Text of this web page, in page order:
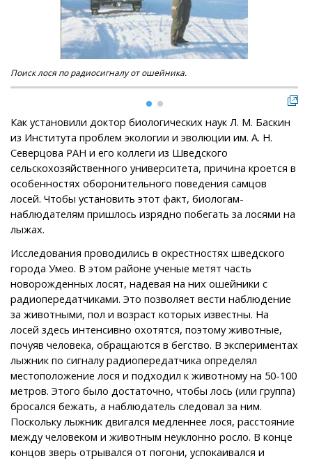
Поиск лося по радиосигналу от ошейника.
Как установили доктор биологических наук Л. М. Баскин
из Института проблем экологии и эволюции им. А. Н.
Северцова РАН и его коллеги из Шведского
сельскохозяйственного университета, причина кроется в
особенностях оборонительного поведения самцов
лосей. Чтобы установить этот факт, биологам-
наблюдателям пришлось изрядно побегать за лосями на
лыжах.
Исследования проводились в окрестностях шведского
города Умео. В этом районе ученые метят часть
новорожденных лосят, надевая на них ошейники с
радиопередатчиками. Это позволяет вести наблюдение
за животными, пол и возраст которых известны. На
лосей здесь интенсивно охотятся, поэтому животные,
почуяв человека, обращаются в бегство. В экспериментах
лыжник по сигналу радиопередатчика определял
местоположение лося и подходил к животному на 50-100
метров. Этого было достаточно, чтобы лось (или группа)
бросался бежать, а наблюдатель следовал за ним.
Поскольку лыжник двигался медленнее лося, расстояние
между человеком и животным неуклонно росло. В конце
концов зверь отрывался от погони, успокаивался и